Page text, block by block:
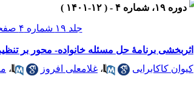
دوره ۱۹، شماره ۴ - ( ۱۲-۱۴۰۱ )
جلد ۱۹ شماره ۴ صفحات ۲۲-۷
اثربخشی برنامۀ حل مسئله خانواده- محور بر
کیوان کاکابرایی
، غلامعلی افروز ،